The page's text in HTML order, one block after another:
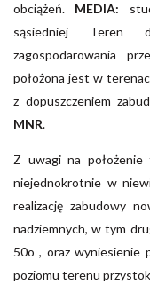
obciążeń. MEDIA:
sąsiedniej Teren
zagospodarowania
położona jest w
z dopuszczeniem
MNR.
Z uwagi na
niejednokrotnie w
realizację zabudowy
nadziemnych, w tym
50o , oraz wyniesienie
poziomu terenu